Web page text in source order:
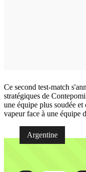
Ce second test-match
stratégiques de
une équipe plus soudée
vapeur face à une équipe
Argentine